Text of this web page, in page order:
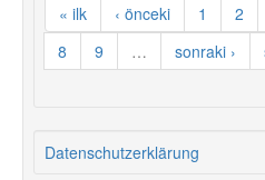
« ilk ‹ önceki 1 2
8
9 … sonraki ›
Datenschutzerklärung